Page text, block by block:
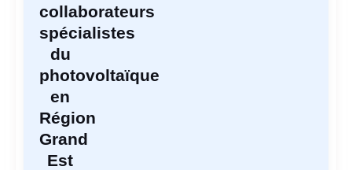
collaborateurs
spécialistes
du
photovoltaïque
en
Région
Grand
Est